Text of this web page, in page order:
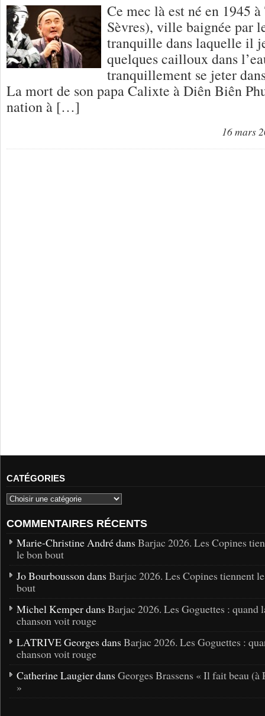
Ce mec là est né en 1945
Sèvres), ville baignée par
tranquille dans laquelle il
quelques cailloux dans
tranquillement se jeter
La mort de son papa Calixte à Diên Biên
nation à […]
16 mars
CATÉGORIES
COMMENTAIRES RÉCENTS
Marie-Christine André dans Barjac 2026. Les Copines
le bon bout
Jo Bourbousson dans Barjac 2026. Les Copines tiennent
bout
Michel Kemper dans Barjac 2026. Les Goguettes : quand
chanson voit rouge
LATRIVE Georges dans Barjac 2026. Les Goguettes :
chanson voit rouge
Catherine Laugier dans Georges Brassens « Il fait beau (à
»